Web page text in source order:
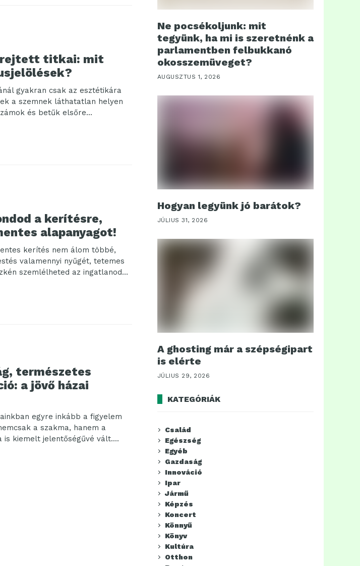
rejtett titkai: mit
gyakran csak az esztétikára
a szemnek láthatatlan helyen
és betűk elsőre...
a kerítésre,
alapanyagot!
kerítés nem álom többé,
valamennyi nyűgét, tetemes
szemlélheted az ingatlanodat
természetes
a jövő házai
egyre inkább a figyelem
a szakma, hanem a
kiemelt jelentőségűvé vált....
Ne pocsékoljunk: mit
tegyünk, ha mi is szeretnénk a
parlamentben felbukkanó
okosszemüveget?
AUGUSZTUS 1, 2026
Hogyan legyünk jó barátok?
JÚLIUS 31, 2026
A ghosting már a szépségipart
is elérte
JÚLIUS 29, 2026
KATEGÓRIÁK
Család
Egészség
Egyéb
Gazdaság
Innováció
Ipar
Jármű
Képzés
Koncert
Könnyű
Könyv
Kultúra
Otthon